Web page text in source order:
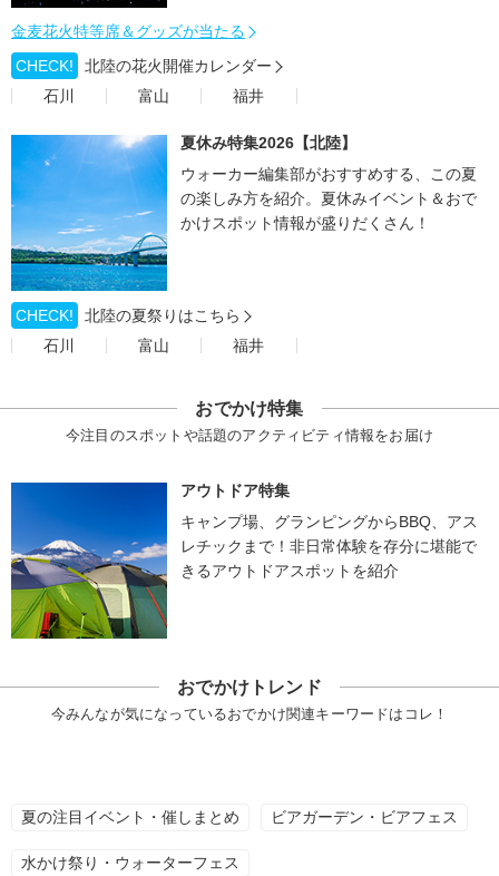
金麦花火特等席＆グッズが当たる
CHECK!
北陸の花火開催カレンダー
石川
富山 福井
夏休み特集2026【北陸】
ウォーカー編集部がおすすめする、この夏
の楽しみ方を紹介。夏休みイベント＆おで
かけスポット情報が盛りだくさん！
CHECK!
北陸の夏祭りはこちら
石川
富山 福井
おでかけ特集
今注目のスポットや話題のアクティビティ情報をお届け
アウトドア特集
キャンプ場、グランピングからBBQ、アス
レチックまで！非日常体験を存分に堪能で
きるアウトドアスポットを紹介
おでかけトレンド
今みんなが気になっているおでかけ関連キーワードはコレ！
夏の注目イベント・催しまとめ ビアガーデン・ビアフェス
水かけ祭り・ウォーターフェス